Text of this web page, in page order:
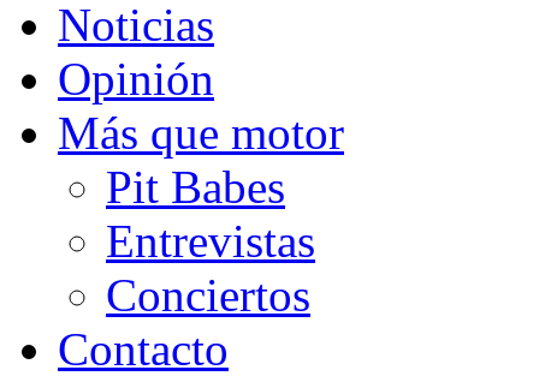
Noticias
Opinión
Más que motor
Pit Babes
Entrevistas
Conciertos
Contacto